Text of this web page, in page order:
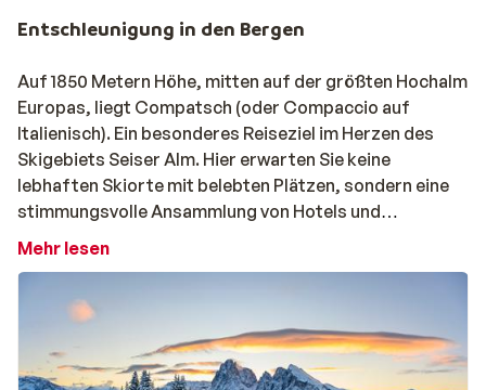
Entschleunigung in den Bergen
Auf 1850 Metern Höhe, mitten auf der größten Hochalm
Europas, liegt Compatsch (oder Compaccio auf
Italienisch). Ein besonderes Reiseziel im Herzen des
Skigebiets Seiser Alm. Hier erwarten Sie keine
lebhaften Skiorte mit belebten Plätzen, sondern eine
stimmungsvolle Ansammlung von Hotels und
Unterkünften. Ein kleines, modernes Kirchlein dient als
An diesem Ort dreht sich alles um Ruhe, Weite und
Natur. Die imposanten Gipfel der Dolomiten bilden die
Kulisse und machen jeden Tag zu etwas Besonderem.
Mehr lesen